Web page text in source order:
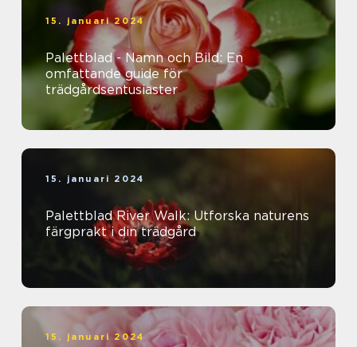
15. januari 2024
Palettblad - Namn och Bild: En
omfattande guide för
trädgårdsentusiaster
15. januari 2024
Palettblad River Walk: Utforska naturens
färgprakt i din trädgård
15. januari 2024